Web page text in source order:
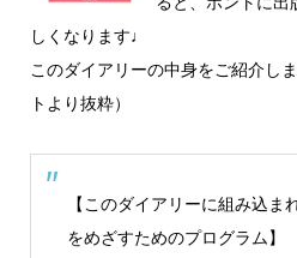
しくなります♩
このダイアリーの中身をご紹介し
トより抜粋）
【このダイアリーに組み込
をめざすためのプログラム】